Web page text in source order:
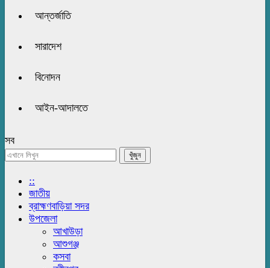
আন্তর্জাতি
সারাদেশ
বিনোদন
আইন-আদালতে
সব
::
জাতীয়
ব্রাহ্মণবাড়িয়া সদর
উপজেলা
আখাউড়া
আশুগঞ্জ
কসবা